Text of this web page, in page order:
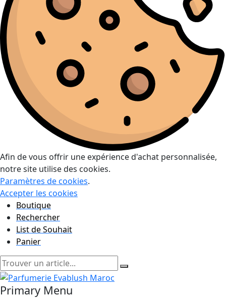
Afin de vous offrir une expérience d'achat personnalisée,
notre site utilise des cookies.
Paramètres de cookies.
Accepter les cookies
Boutique
Rechercher
List de Souhait
Panier
Primary Menu